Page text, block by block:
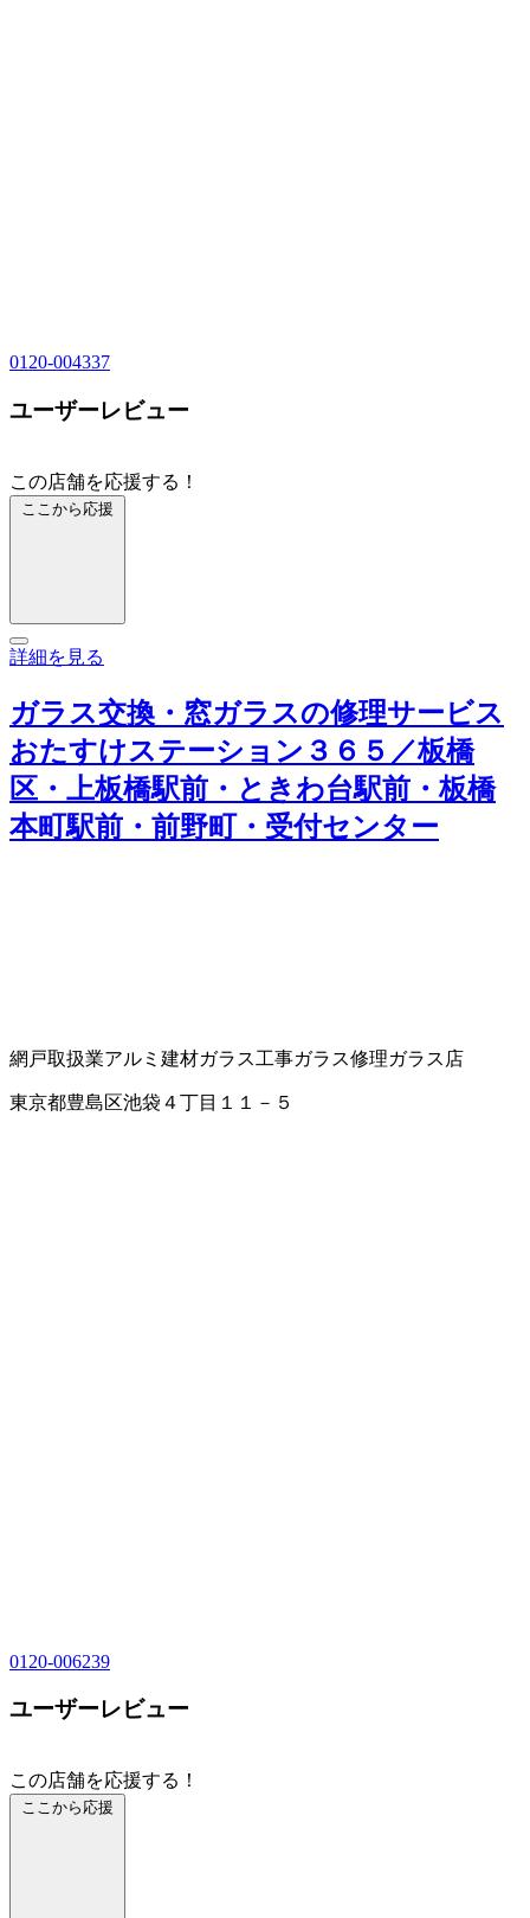
0120-004337
ユーザーレビュー
この店舗を応援する！
ここから応援
詳細を見る
ガラス交換・窓ガラスの修理サービス
おたすけステーション３６５／板橋
区・上板橋駅前・ときわ台駅前・板橋
本町駅前・前野町・受付センター
網戸取扱業アルミ建材ガラス工事ガラス修理ガラス店
東京都豊島区池袋４丁目１１－５
0120-006239
ユーザーレビュー
この店舗を応援する！
ここから応援